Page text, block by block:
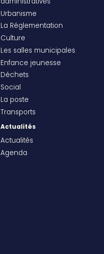
Urbanisme
La Réglementation
Culture
Les salles municipales
Enfance jeunesse
Déchets
Social
La poste
Transports
Actualités
Actualités
Agenda